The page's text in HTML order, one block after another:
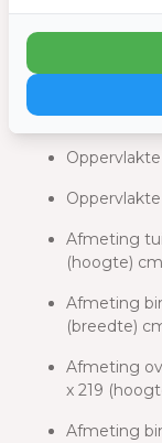
Vergeet niet om
stroom of water,
met de opbouw.
Afmeting
(hoogte) cm
Afmeting
(breedte)
Afmeting
x 219
Afmeting